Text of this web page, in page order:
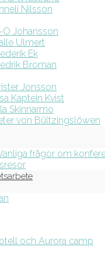
Nilsson
O Johansson
Ulmert
Ek
Broman
Jonsson
Kaptein Kvist
Skinnarmo
von Bültzingslöwen
frågor om
och Aurora camp